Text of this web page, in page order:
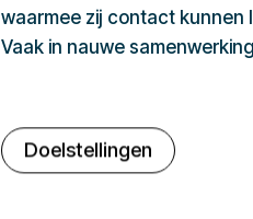
waarmee zij contact kunnen
Vaak in nauwe
Doelstellingen